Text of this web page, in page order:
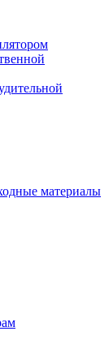
материалы